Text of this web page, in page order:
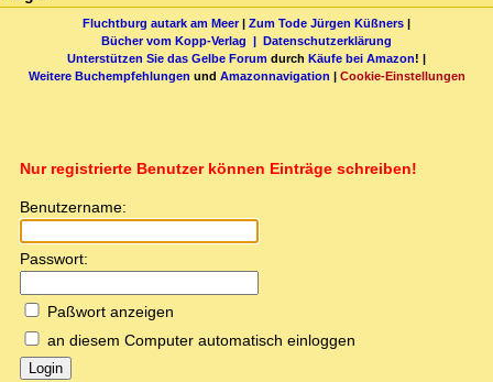
Fluchtburg autark am Meer| Zum Tode Jürgen Küßners |
Bücher vom Kopp-Verlag | Datenschutzerklärung
Unterstützen Sie das Gelbe Forum durch Käufe bei Amazon! |
Weitere Buchempfehlungen und Amazonnavigation | Cookie-Einstellungen
Nur registrierte Benutzer können Einträge schreiben!
Benutzername:
Passwort:
Paßwort anzeigen
an diesem Computer automatisch einloggen
Login